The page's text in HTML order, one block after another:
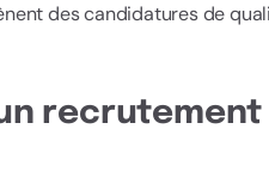
des candidatures de